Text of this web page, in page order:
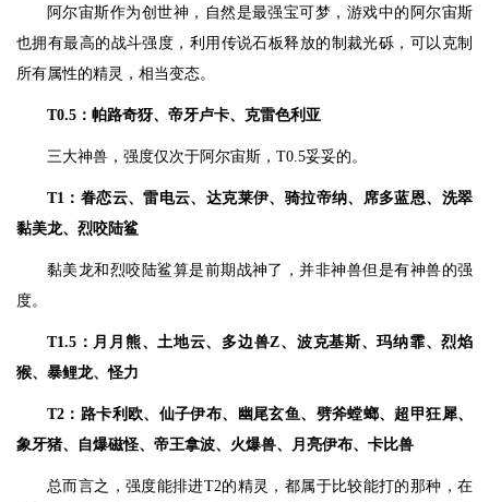
阿尔宙斯作为创世神，自然是最强宝可梦，游戏中的阿尔宙斯
也拥有最高的战斗强度，利用传说石板释放的制裁光砾，可以克制
所有属性的精灵，相当变态。
T0.5：帕路奇犽、帝牙卢卡、克雷色利亚
三大神兽，强度仅次于阿尔宙斯，T0.5妥妥的。
T1：眷恋云、雷电云、达克莱伊、骑拉帝纳、席多蓝恩、洗翠
黏美龙、烈咬陆鲨
黏美龙和烈咬陆鲨算是前期战神了，并非神兽但是有神兽的强
度。
T1.5：月月熊、土地云、多边兽Z、波克基斯、玛纳霏、烈焰
猴、暴鲤龙、怪力
T2：路卡利欧、仙子伊布、幽尾玄鱼、劈斧螳螂、超甲狂犀、
象牙猪、自爆磁怪、帝王拿波、火爆兽、月亮伊布、卡比兽
总而言之，强度能排进T2的精灵，都属于比较能打的那种，在